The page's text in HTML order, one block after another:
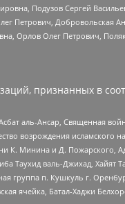
Подузов Сергей
Петрович, Добровольская
Орлов Олег Петрович,
признанных в
аль-Ансар, Священная
возрождения исламского
Минина и Д. Пожарского,
Таухид валь-Джихад,
группа п. Кушкуль г.
ячейка, Батал-Хаджи